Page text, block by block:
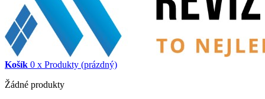
Košík 0 x Produkty (prázdný)
Žádné produkty